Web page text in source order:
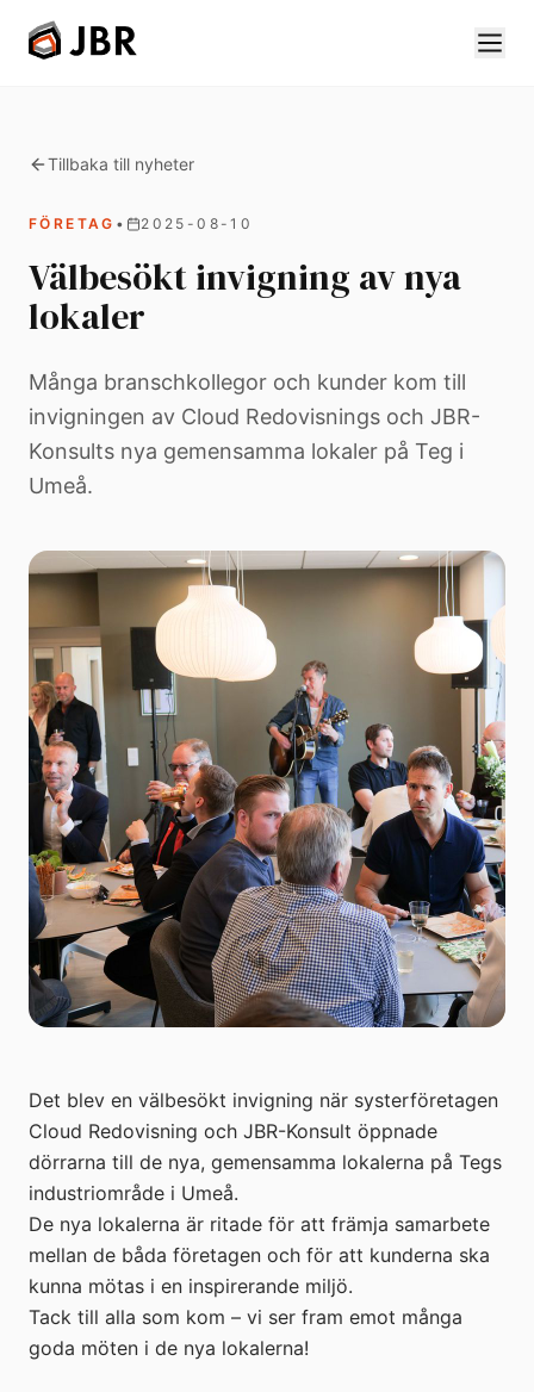
Tillbaka till nyheter
FÖRETAG • 2025-08-10
Välbesökt invigning av nya
lokaler
Många branschkollegor och kunder kom till
invigningen av Cloud Redovisnings och JBR-
Konsults nya gemensamma lokaler på Teg i
Umeå.
Det blev en välbesökt invigning när systerföretagen
Cloud Redovisning och JBR-Konsult öppnade
dörrarna till de nya, gemensamma lokalerna på Tegs
industriområde i Umeå.
De nya lokalerna är ritade för att främja samarbete
mellan de båda företagen och för att kunderna ska
kunna mötas i en inspirerande miljö.
Tack till alla som kom – vi ser fram emot många
goda möten i de nya lokalerna!